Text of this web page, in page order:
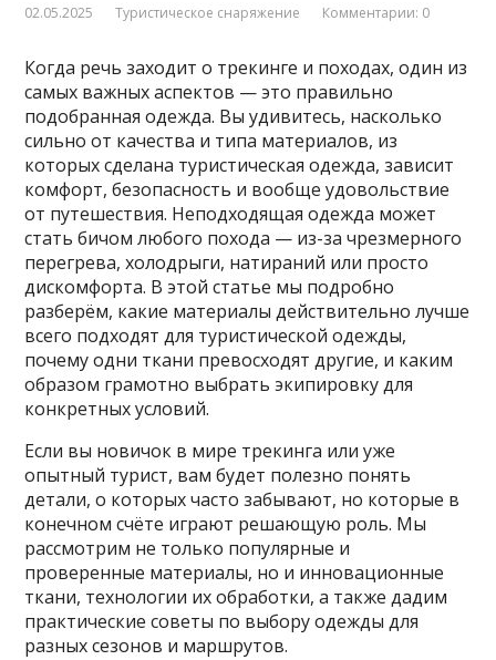
02.05.2025 Туристическое снаряжение Комментарии: 0
Когда речь заходит о трекинге и походах, один из
самых важных аспектов — это правильно
подобранная одежда. Вы удивитесь, насколько
сильно от качества и типа материалов, из
которых сделана туристическая одежда, зависит
комфорт, безопасность и вообще удовольствие
от путешествия. Неподходящая одежда может
стать бичом любого похода — из-за чрезмерного
перегрева, холодрыги, натираний или просто
дискомфорта. В этой статье мы подробно
разберём, какие материалы действительно лучше
всего подходят для туристической одежды,
почему одни ткани превосходят другие, и каким
образом грамотно выбрать экипировку для
конкретных условий.
Если вы новичок в мире трекинга или уже
опытный турист, вам будет полезно понять
детали, о которых часто забывают, но которые в
конечном счёте играют решающую роль. Мы
рассмотрим не только популярные и
проверенные материалы, но и инновационные
ткани, технологии их обработки, а также дадим
практические советы по выбору одежды для
разных сезонов и маршрутов.